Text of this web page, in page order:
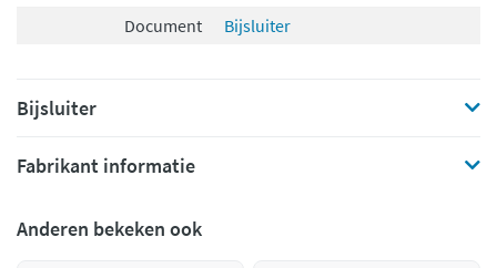
Document
Bijsluiter
Bijsluiter
Fabrikant informatie
Anderen bekeken ook